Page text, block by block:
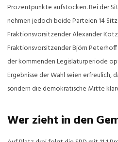
Prozentpunkte aufstocken. Bei der
nehmen jedoch beide Parteien 14
Fraktionsvorsitzender Alexander Kotz
Fraktionsvorsitzender Björn
der kommenden Legislaturperiode
Ergebnisse der Wahl seien erfreulich,
sondern die demokratische Mitte
Wer zieht in den